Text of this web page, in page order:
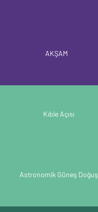
AKŞAM
Kıble Açısı
Astronomik Güneş Doğuş